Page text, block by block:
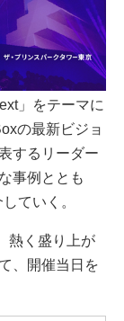
」をテーマに
の最新ビジョ
するリーダー
事例ととも
ていく。
熱く盛り上が
、開催当日を